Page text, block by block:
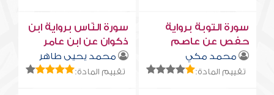
سورة التوبة برواية
حفص عن عاصم
محمد مكي
تقييم المادة:
سورة النّاس برواية ابن
ذكوان عن ابن عامر
محمد يحيى طاهر
تقييم المادة: